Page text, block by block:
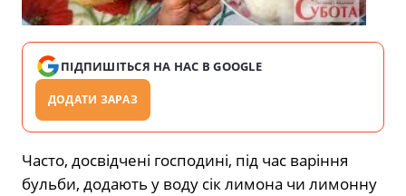
ПІДПИШІТЬСЯ НА НАС В GOOGLE
ДОДАТИ ЗАРАЗ
Часто, досвідчені господині, під час варіння
бульби, додають у воду сік лимона чи лимонну